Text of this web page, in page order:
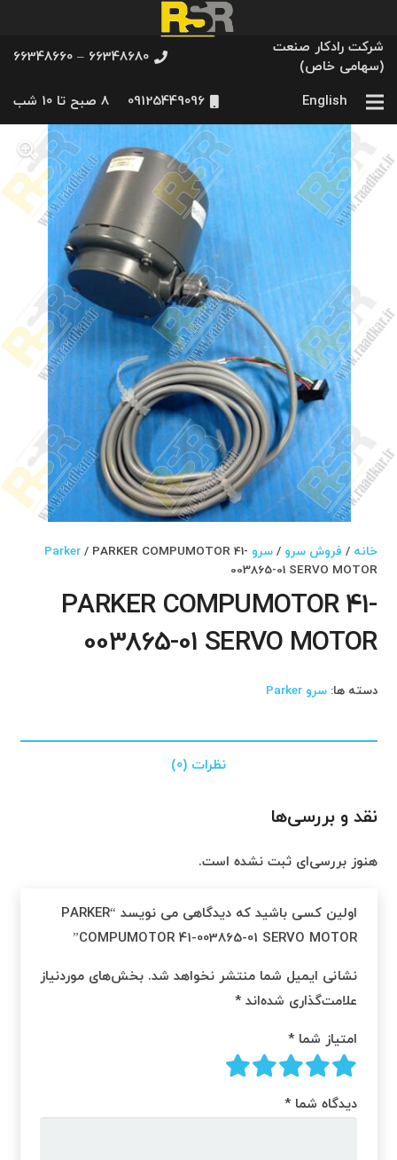
شرکت رادکار صنعت
(سهامی خاص)
66348680 – 66348660
English
09125449096 8 صبح تا 10 شب
خانه / فروش سرو /سرو Parker / PARKER COMPUMOTOR 41-
003865-01 SERVO MOTOR
PARKER COMPUMOTOR 41-
003865-01 SERVO MOTOR
دسته ها:سرو Parker
نظرات (0)
نقد و بررسی‌ها
هنوز بررسی‌ای ثبت نشده است.
اولین کسی باشید که دیدگاهی می نویسد “PARKER
COMPUMOTOR 41-003865-01 SERVO MOTOR”
نشانی ایمیل شما منتشر نخواهد شد. بخش‌های موردنیاز
علامت‌گذاری شده‌اند *
امتیاز شما *
دیدگاه شما *